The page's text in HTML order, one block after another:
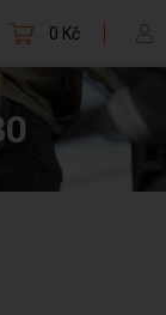
0 Kč